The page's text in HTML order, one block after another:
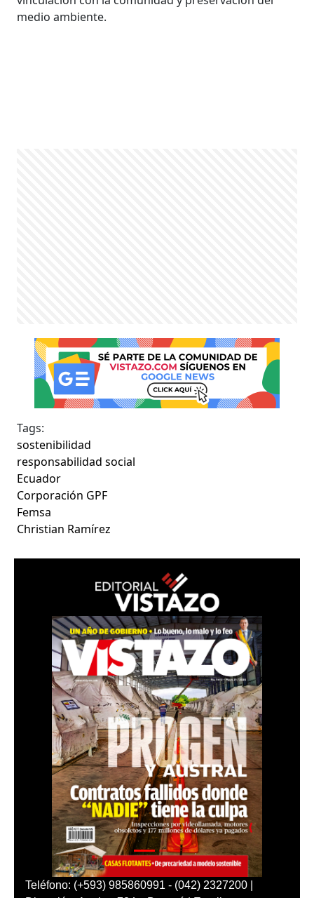
medio ambiente.
Tags:
sostenibilidad
responsabilidad social
Ecuador
Corporación GPF
Femsa
Christian Ramírez
Teléfono: (+593) 985860991 - (042) 2327200 |